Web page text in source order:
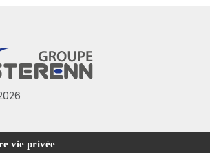
de vente
vie privée